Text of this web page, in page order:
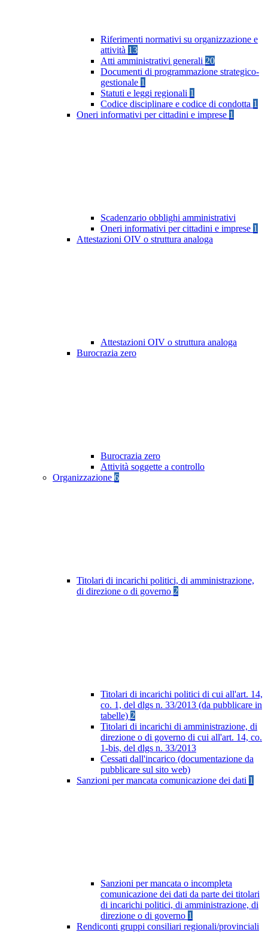
Riferimenti normativi su organizzazione e
attività 13
Atti amministrativi generali 20
Documenti di programmazione strategico-
gestionale 1
Statuti e leggi regionali 1
Codice disciplinare e codice di condotta 1
Oneri informativi per cittadini e imprese 1
Scadenzario obblighi amministrativi
Oneri informativi per cittadini e imprese 1
Attestazioni OIV o struttura analoga
Attestazioni OIV o struttura analoga
Burocrazia zero
Burocrazia zero
Attività soggette a controllo
Organizzazione 6
Titolari di incarichi politici, di amministrazione,
di direzione o di governo 2
Titolari di incarichi politici di cui all'art. 14,
co. 1, del dlgs n. 33/2013 (da pubblicare in
tabelle) 2
Titolari di incarichi di amministrazione, di
direzione o di governo di cui all'art. 14, co.
1-bis, del dlgs n. 33/2013
Cessati dall'incarico (documentazione da
pubblicare sul sito web)
Sanzioni per mancata comunicazione dei dati 1
Sanzioni per mancata o incompleta
comunicazione dei dati da parte dei titolari
di incarichi politici, di amministrazione, di
direzione o di governo 1
Rendiconti gruppi consiliari regionali/provinciali